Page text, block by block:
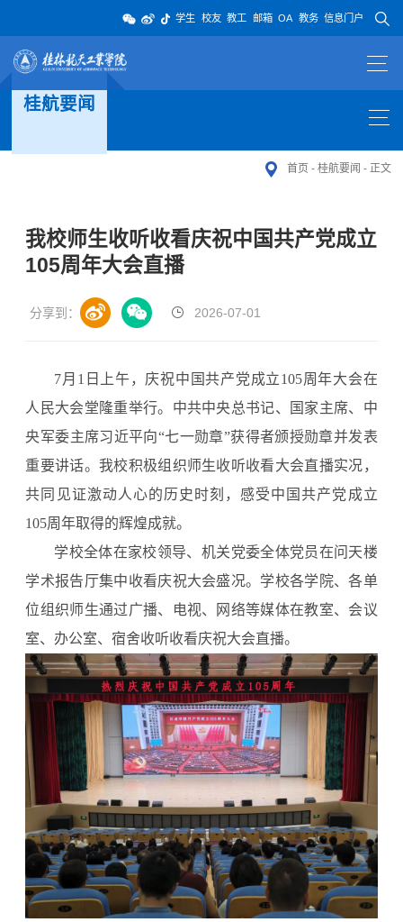
学生 校友 教工 邮箱 OA 教务 信息门户
桂航要闻
首页 - 桂航要闻 - 正文
我校师生收听收看庆祝中国共产党成立
105周年大会直播
分享到： 2026-07-01
7月1日上午，庆祝中国共产党成立105周年大会在
人民大会堂隆重举行。中共中央总书记、国家主席、中
央军委主席习近平向“七一勋章”获得者颁授勋章并发表
重要讲话。我校积极组织师生收听收看大会直播实况，
共同见证激动人心的历史时刻，感受中国共产党成立
105周年取得的辉煌成就。
学校全体在家校领导、机关党委全体党员在问天楼
学术报告厅集中收看庆祝大会盛况。学校各学院、各单
位组织师生通过广播、电视、网络等媒体在教室、会议
室、办公室、宿舍收听收看庆祝大会直播。